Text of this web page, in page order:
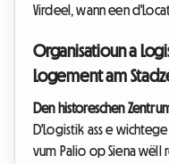
Virdeel, wann een
Organisatioun a
Logement am
Den historeschen
D'Logistik ass e
vum Palio op Siena wëll